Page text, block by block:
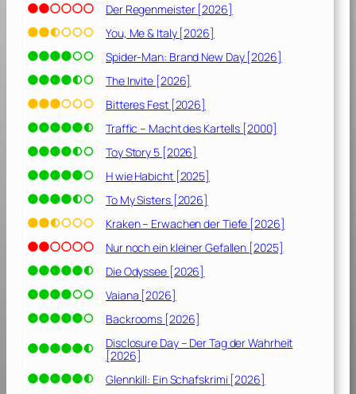
Der Regenmeister [2026]
You, Me & Italy [2026]
Spider-Man: Brand New Day [2026]
The Invite [2026]
Bitteres Fest [2026]
Traffic – Macht des Kartells [2000]
Toy Story 5 [2026]
H wie Habicht [2025]
To My Sisters [2026]
Kraken – Erwachen der Tiefe [2026]
Nur noch ein kleiner Gefallen [2025]
Die Odyssee [2026]
Vaiana [2026]
Backrooms [2026]
Disclosure Day – Der Tag der Wahrheit
[2026]
Glennkill: Ein Schafskrimi [2026]